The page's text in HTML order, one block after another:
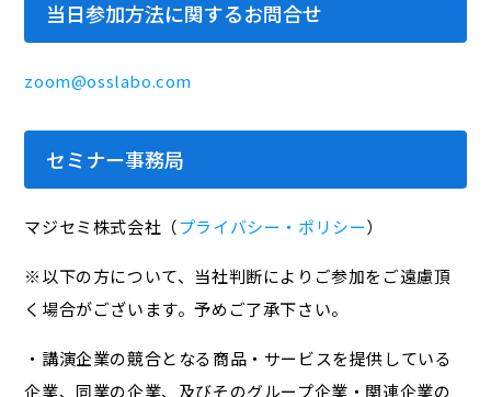
当日参加方法に関するお問合せ
zoom@osslabo.com
セミナー事務局
マジセミ株式会社（プライバシー・ポリシー）
※以下の方について、当社判断によりご参加をご遠慮頂
く場合がございます。予めご了承下さい。
・講演企業の競合となる商品・サービスを提供している
企業、同業の企業、及びそのグループ企業・関連企業の